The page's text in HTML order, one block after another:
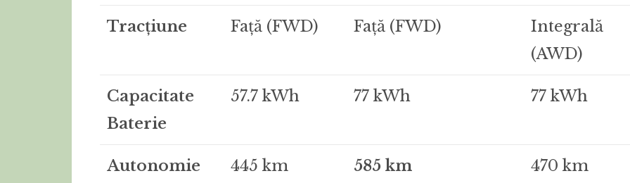
Tracțiune Față (FWD) Față (FWD)
Integrală
(AWD)
Capacitate
Baterie
57.7 kWh 77 kWh 77 kWh
Autonomie
445 km 585 km 470 km